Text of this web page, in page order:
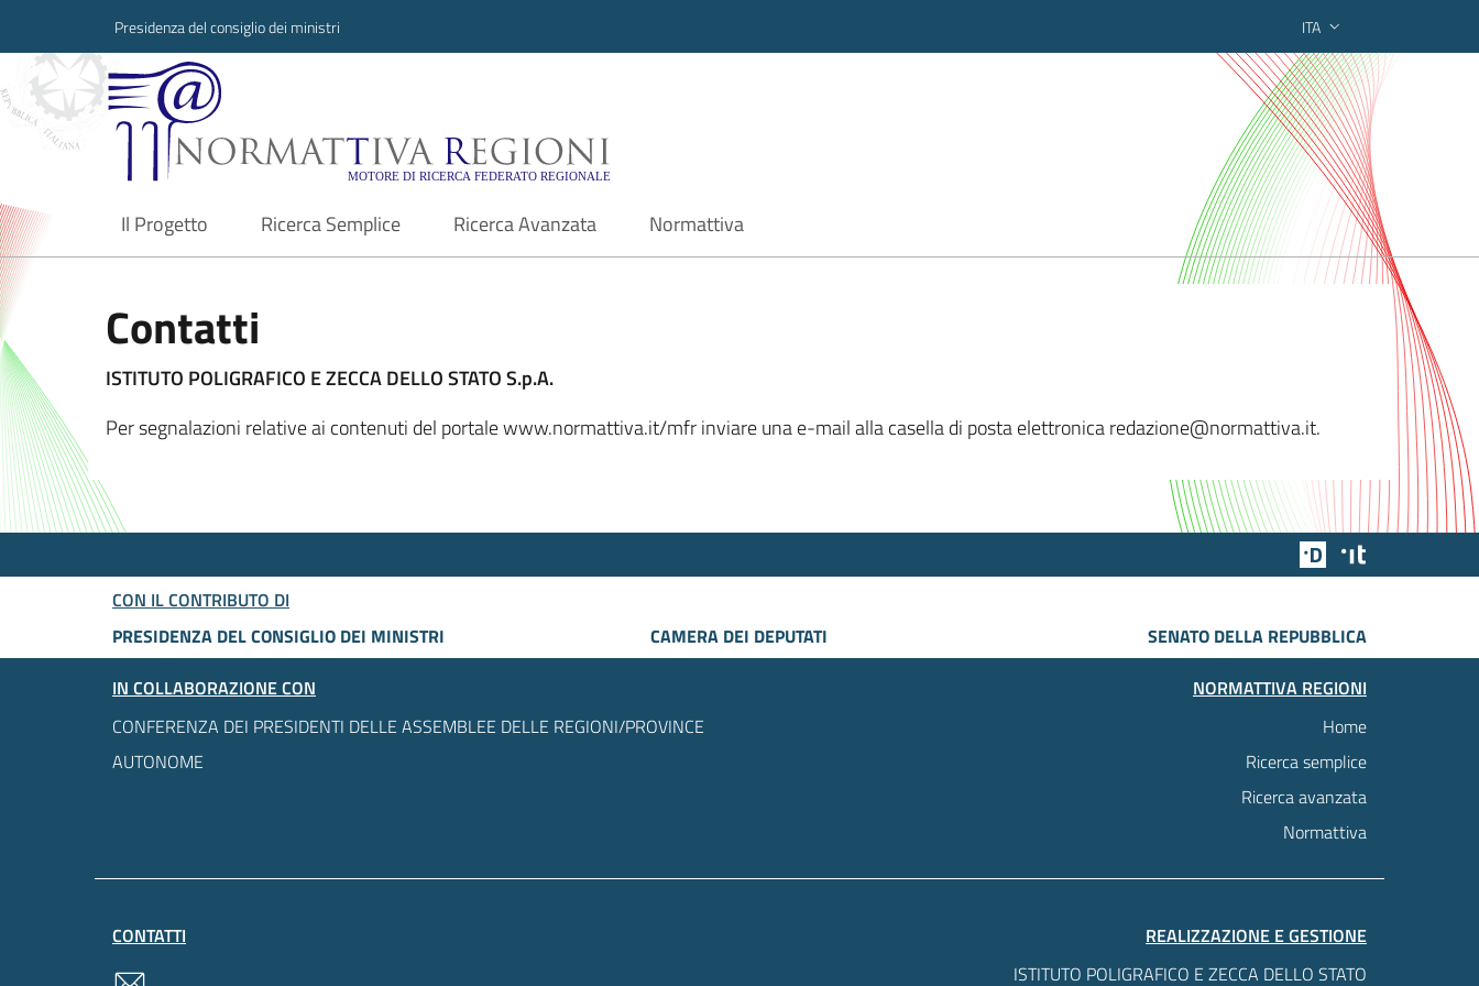
Presidenza del consiglio dei ministri ITA
Normattiva Regioni - Motore di ricerca federato regionale
Il Progetto
current Ricerca Semplice Ricerca Avanzata Normattiva
Contatti
ISTITUTO POLIGRAFICO E ZECCA DELLO STATO S.p.A.
Per segnalazioni relative ai contenuti del portale www.normattiva.it/mfr inviare una e-mail alla casella di posta elettronica redazione@normattiva.it.
Team Digitale
CON IL CONTRIBUTO DI
PRESIDENZA DEL CONSIGLIO DEI MINISTRI
CAMERA DEI DEPUTATI
SENATO DELLA REPUBBLICA
IN COLLABORAZIONE CON
CONFERENZA DEI PRESIDENTI DELLE ASSEMBLEE DELLE REGIONI/PROVINCE
AUTONOME
NORMATTIVA REGIONI
Home
Ricerca semplice
Ricerca avanzata
Normattiva
CONTATTI
REALIZZAZIONE E GESTIONE
ISTITUTO POLIGRAFICO E ZECCA DELLO STATO